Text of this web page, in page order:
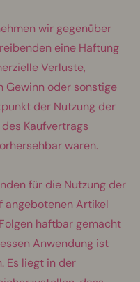
wir gegenüber
eine Haftung
Verluste,
Gewinn oder sonstige
der Nutzung der
Kaufvertrags
waren.
für die Nutzung der
angebotenen Artikel
haftbar gemacht
Anwendung ist
Es liegt in der